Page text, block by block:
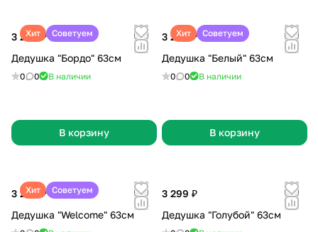
Хит Советуем
3 299 ₽
Дедушка "Бордо" 63см
0 0 В наличии
В корзину
Хит Советуем
3 299 ₽
Дедушка "Белый" 63см
0 0 В наличии
В корзину
Хит Советуем
3 299 ₽
Дедушка "Welcome" 63см
3 299 ₽
Дедушка "Голубой" 63см